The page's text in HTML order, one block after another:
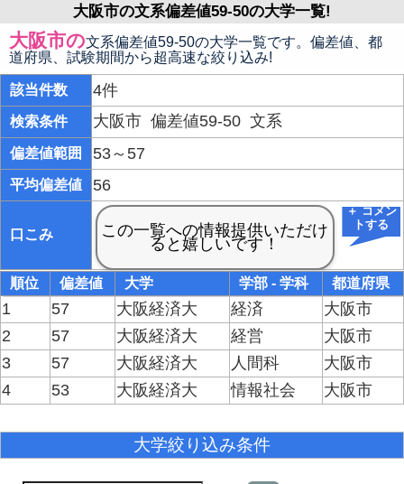
大阪市の文系偏差値59-50の大学一覧!
大阪市の文系偏差値59-50の大学一覧です。偏差値、都
道府県、試験期間から超高速な絞り込み!
該当件数 4件
検索条件 大阪市 偏差値59-50 文系
偏差値範囲 53～57
平均偏差値 56
口こみ
＋ コメン
トする
順位 偏差値 大学 学部 - 学科 都道府県
1 57 大阪経済大 経済
大阪市
2
57 大阪経済大 経営
大阪市
3
57 大阪経済大 人間科
大阪市
4
53 大阪経済大 情報社会 大阪市
大学絞り込み条件